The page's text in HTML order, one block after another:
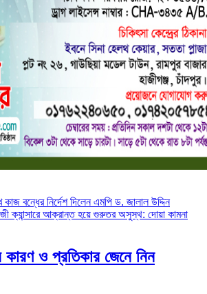
বন্ধের নির্দেশ দিলেন এমপি ড. জালাল উদ্দিন
ক্যান্সারে আক্রান্ত হয়ে গুরুতর অসুস্থ: দোয়া কামনা
কারণ ও প্রতিকার জেনে নিন